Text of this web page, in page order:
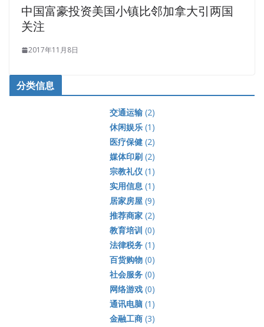
中国富豪投资美国小镇比邻加拿大引两国
关注
2017年11月8日
分类信息
交通运输(2)
休闲娱乐(1)
医疗保健(2)
媒体印刷(2)
宗教礼仪(1)
实用信息(1)
居家房屋(9)
推荐商家(2)
教育培训 (0)
法律税务(1)
百货购物(0)
社会服务(0)
网络游戏(0)
通讯电脑(1)
金融工商(3)